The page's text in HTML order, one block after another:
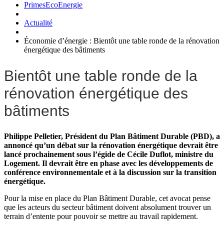
PrimesEcoEnergie
Actualité
Économie d’énergie : Bientôt une table ronde de la rénovation
énergétique des bâtiments
Bientôt une table ronde de la
rénovation énergétique des
bâtiments
Philippe Pelletier, Président du Plan Bâtiment Durable (PBD), a
annoncé qu’un débat sur la rénovation énergétique devrait être
lancé prochainement sous l’égide de Cécile Duflot, ministre du
Logement. Il devrait être en phase avec les développements de
conférence environnementale et à la discussion sur la transition
énergétique.
Pour la mise en place du Plan Bâtiment Durable, cet avocat pense
que les acteurs du secteur bâtiment doivent absolument trouver un
terrain d’entente pour pouvoir se mettre au travail rapidement.